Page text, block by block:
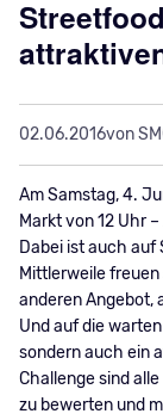
02.06.2016von
Am Samstag, 4.
Markt von 12 Uhr
Dabei ist auch auf
Mittlerweile
anderen Angebot,
Und auf die
sondern auch ein
Challenge sind
zu bewerten und